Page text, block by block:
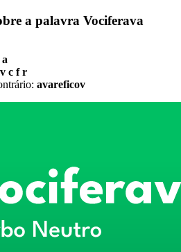
a palavra Vociferava
v c f r
avareficov